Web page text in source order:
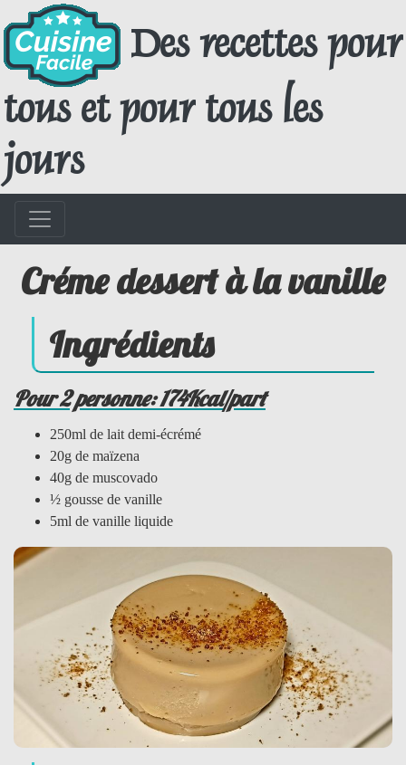
Des recettes pour
tous et pour tous les
jours
Créme dessert à la vanille
Ingrédients
Pour 2 personne: 174Kcal/part
250ml de lait demi-écrémé
20g de maïzena
40g de muscovado
½ gousse de vanille
5ml de vanille liquide